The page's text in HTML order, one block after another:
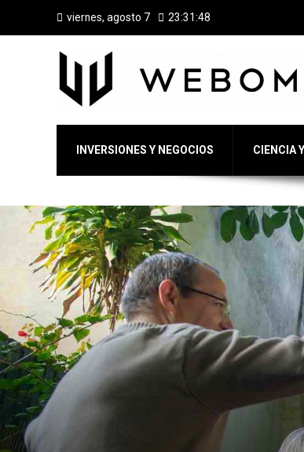
viernes, agosto 7 23:31:49
INVERSIONES Y NEGOCIOS CIENCIA